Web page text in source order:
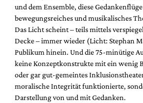
und dem Ensemble, diese
bewegungsreiches und musikalisches
Das Licht scheint – teils mittels
Decke – immer wieder (Licht: Stephan
Publikum hinein. Und die 75-minütige
keine Konzeptkonstrukte mit ein wenig
oder gar gut-gemeintes
moralische Integrität funktionierte,
Darstellung von und mit Gedanken.